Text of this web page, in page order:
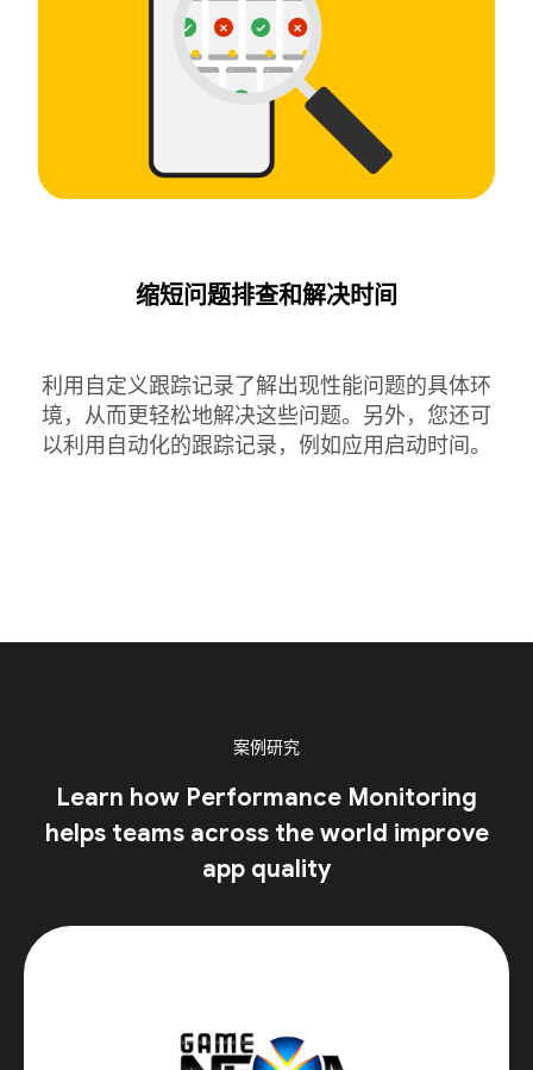
缩短问题排查和解决时间
利用自定义跟踪记录了解出现性能问题的具体环
境，从而更轻松地解决这些问题。另外，您还可
以利用自动化的跟踪记录，例如应用启动时间。
案例研究
Learn how Performance Monitoring
helps teams across the world improve
app quality